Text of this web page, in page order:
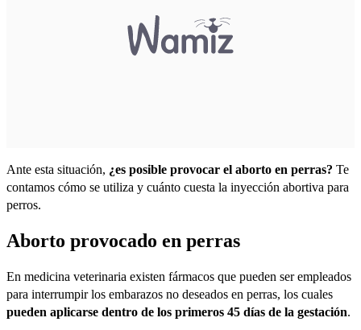
Ante esta situación, ¿es posible provocar el aborto en perras? Te
contamos cómo se utiliza y cuánto cuesta la inyección abortiva para
perros.
Aborto provocado en perras
En medicina veterinaria existen fármacos que pueden ser empleados
para interrumpir los embarazos no deseados en perras, los cuales
pueden aplicarse dentro de los primeros 45 días de la gestación.